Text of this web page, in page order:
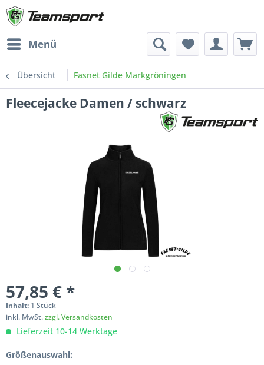
Menü
Übersicht Fasnet Gilde Markgröningen
Fleecejacke Damen / schwarz
57,85 € *
Inhalt: 1 Stück
inkl. MwSt.zzgl. Versandkosten
Lieferzeit 10-14 Werktage
Größenauswahl: